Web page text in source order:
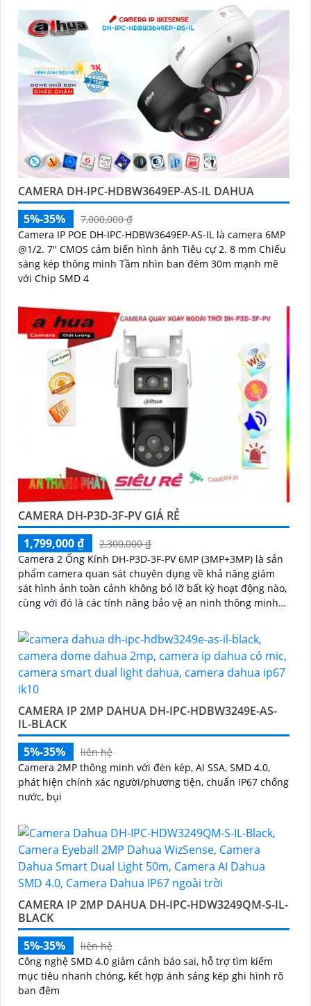
CAMERA DH-IPC-HDBW3649EP-AS-IL DAHUA
5%-35%
7,000,000 ₫
Camera IP POE DH-IPC-HDBW3649EP-AS-IL là camera 6MP
@1/2. 7" CMOS cảm biến hình ảnh Tiêu cự 2. 8 mm Chiếu
sáng kép thông minh Tầm nhìn ban đêm 30m mạnh mẽ
với Chip SMD 4
CAMERA DH-P3D-3F-PV GIÁ RẺ
1,799,000 ₫
2,300,000 ₫
Camera 2 Ống Kính DH-P3D-3F-PV 6MP (3MP+3MP) là sản
phẩm camera quan sát chuyên dụng về khả năng giám
sát hình ảnh toàn cảnh không bỏ lỡ bất kỳ hoạt động nào,
cùng với đó là các tính năng bảo vệ an ninh thông minh
hú và đàm thoại 2 chiều
CAMERA IP 2MP DAHUA DH-IPC-HDBW3249E-AS-
IL-BLACK
5%-35%
liên hệ
Camera 2MP thông minh với đèn kép, AI SSA, SMD 4.0,
phát hiện chính xác người/phương tiện, chuẩn IP67 chống
nước, bụi
CAMERA IP 2MP DAHUA DH-IPC-HDW3249QM-S-IL-
BLACK
5%-35%
liên hệ
Công nghệ SMD 4.0 giảm cảnh báo sai, hỗ trợ tìm kiếm
mục tiêu nhanh chóng, kết hợp ánh sáng kép ghi hình rõ
ban đêm